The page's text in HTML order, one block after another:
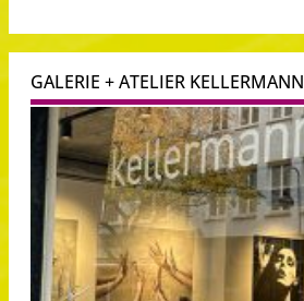
GALERIE + ATELIER KELLERMANN